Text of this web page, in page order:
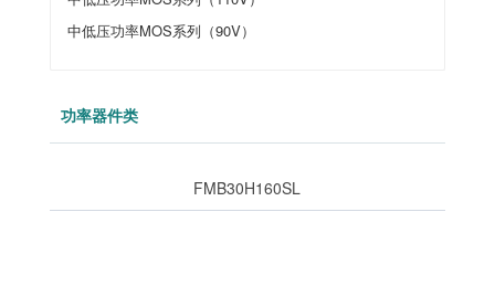
中低压功率MOS系列（90V）
功率器件类
FMB30H160SL